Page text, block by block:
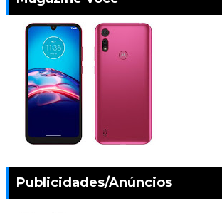
Publicidades/Anúncios